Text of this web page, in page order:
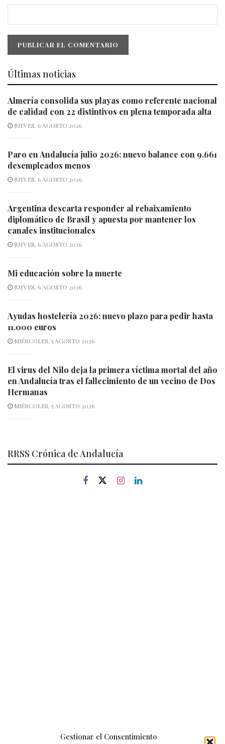
Gestionar el Consentimiento
Últimas noticias
Almería consolida sus playas como referente nacional
de calidad con 22 distintivos en plena temporada alta
JUEVES, 6 AGOSTO 2026
Paro en Andalucía julio 2026: nuevo balance con 9.661
desempleados menos
JUEVES, 6 AGOSTO 2026
Argentina descarta responder al rebaixamiento
diplomático de Brasil y apuesta por mantener los
canales institucionales
JUEVES, 6 AGOSTO 2026
Mi educación sobre la muerte
JUEVES, 6 AGOSTO 2026
Ayudas hostelería 2026: nuevo plazo para pedir hasta
11.000 euros
MIÉRCOLES, 5 AGOSTO 2026
El virus del Nilo deja la primera víctima mortal del año
en Andalucía tras el fallecimiento de un vecino de Dos
Hermanas
MIÉRCOLES, 5 AGOSTO 2026
RRSS Crónica de Andalucía